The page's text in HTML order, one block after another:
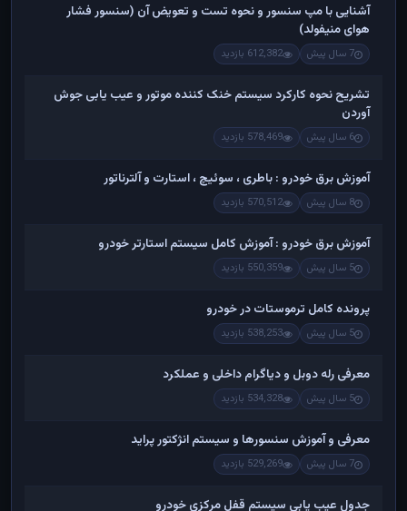
آشنایی با مپ سنسور و نحوه تست و تعویض آن (سنسور فشار
هوای منیفولد)
7 سال پیش 612,382 بازدید
تشریح نحوه کارکرد سیستم خنک کننده موتور و عیب یابی جوش
آوردن
6 سال پیش 578,469 بازدید
آموزش برق خودرو : باطری ، سوئیچ ، استارت و آلترناتور
8 سال پیش 570,512 بازدید
آموزش برق خودرو : آموزش کامل سیستم استارتر خودرو
5 سال پیش 550,359 بازدید
پرونده کامل ترموستات در خودرو
5 سال پیش 538,253 بازدید
معرفی رله دوبل و دیاگرام داخلی و عملکرد
5 سال پیش 534,328 بازدید
معرفی و آموزش سنسورها و سیستم انژکتور پراید
7 سال پیش 529,269 بازدید
جدول عیب یابی سیستم قفل مرکزی خودرو